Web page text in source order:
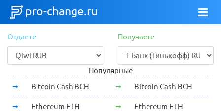
pro-change.ru
Отдаете Получаете
Популярные
Bitcoin Cash BCH
Bitcoin Cash BCH
Ethereum ETH Ethereum ETH